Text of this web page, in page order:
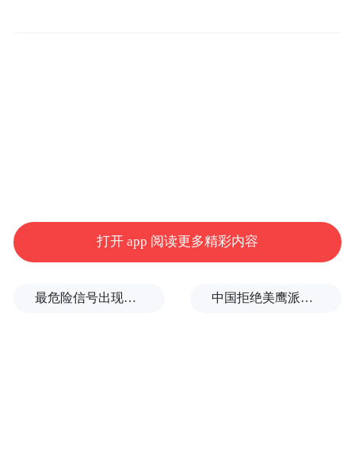
频)为凤凰网旗下自媒体平台“大风号”用户上传并发
布，本平台仅提供信息存储空间服务。
Notice: The content above (including the videos,
by the user of Dafeng Hao, which is a social media
打开 app 阅读更多精彩内容
最危险信号出现！全球能源大动脉岌岌可危 中国拒绝美鹰派副防长访华？弦外之音被热议